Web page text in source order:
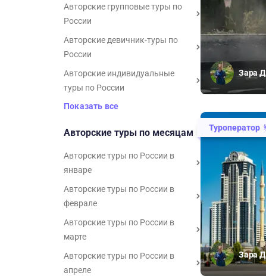
Авторские групповые туры по
России
Авторские девичник-туры по
России
Авторские индивидуальные
туры по России
Показать все
Авторские туры по месяцам
Авторские туры по России в
январе
Авторские туры по России в
феврале
Авторские туры по России в
марте
Авторские туры по России в
апреле
Зара
Туроператор
Зара